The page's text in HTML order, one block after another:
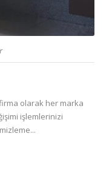
olarak her marka
işlemlerinizi